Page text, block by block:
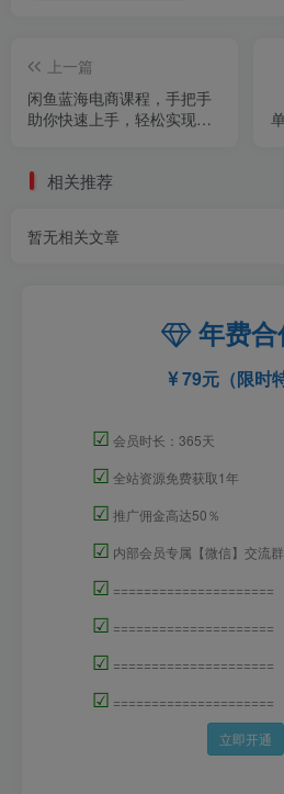
上一篇
闲鱼蓝海电商课程，手把手
助你快速上手，轻松实现闲
相关推荐
暂无相关文章
年费合
79元（限时
☑ 会员时长：365天
☑ 全站资源免费获取1年
☑ 推广佣金高达50％
☑ 内部会员专属【微信】交流群
☑ =====================
☑ =====================
☑ =====================
☑ =====================
立即开通